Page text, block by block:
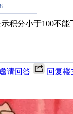
积分小于100不能
请回答 回复楼